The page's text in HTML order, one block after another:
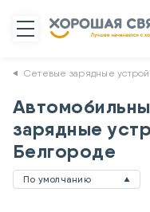
Сетевые зарядные
зарядные
Белгороде
По умолчанию